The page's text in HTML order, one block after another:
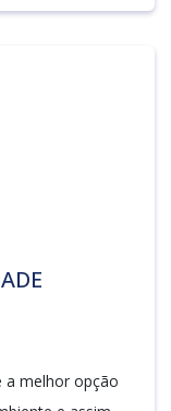
a melhor opção